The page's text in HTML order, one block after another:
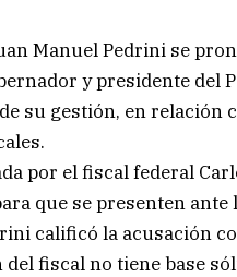
Manuel Pedrini se
y presidente del
su gestión, en relación
por el fiscal federal
que se presenten ante
calificó la acusación
fiscal no tiene base